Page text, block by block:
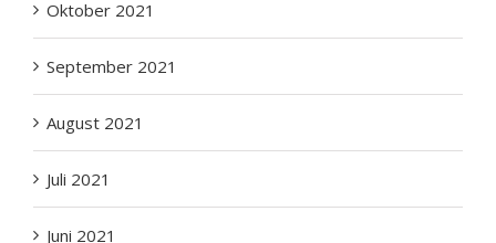
September 2021
August 2021
Juli 2021
Juni 2021